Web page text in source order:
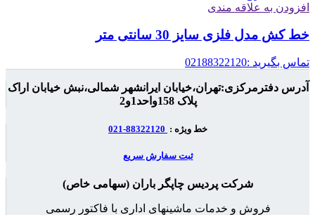
افزودن به علاقه مندی
خط کش مدل فلزی سایز 30 سانتی متر
تماس بگیرید :02188322120
آدرس دفترمرکزی:تهران،خیابان ایرانشهر شمالی،نبش خیابان اراک
پلاک 158واحد1و2
خط ویژه :
ثبت سفارش سریع
شرکت پردیس چاپگر باران (سهامی خاص)
فروش و خدمات ماشینهای اداری با فاکتور رسمی